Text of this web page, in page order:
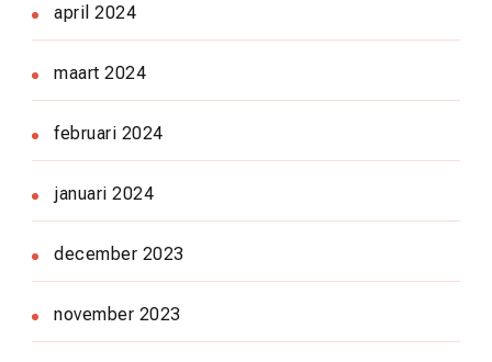
april 2024
maart 2024
februari 2024
januari 2024
december 2023
november 2023